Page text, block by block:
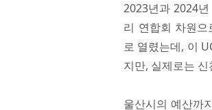
2023년과 2024
리 연합회 차원으
로 열렸는데, 이
지만, 실제로는
울산시의 예산까